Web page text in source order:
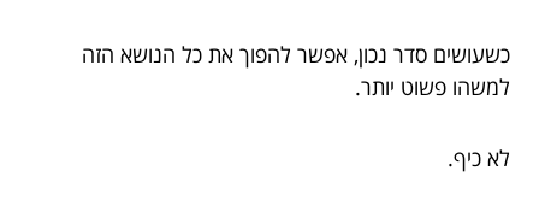
כשעושים סדר נכון, אפשר להפוך את כל הנושא הזה
למשהו פשוט יותר.
לא כיף.